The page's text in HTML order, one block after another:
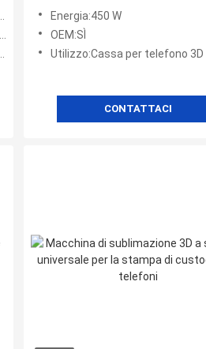
Energia:450 W
OEM:SÌ
Utilizzo:Cassa per telefono 3D
CONTATTACI